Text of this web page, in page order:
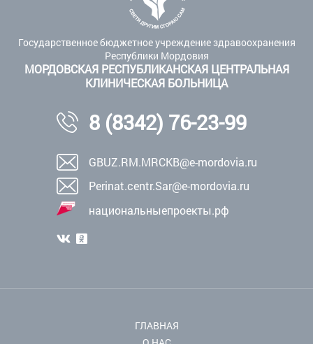
Государственное бюджетное учреждение здравоохранения
Республики Мордовия
МОРДОВСКАЯ РЕСПУБЛИКАНСКАЯ ЦЕНТРАЛЬНАЯ
КЛИНИЧЕСКАЯ БОЛЬНИЦА
8 (8342) 76-23-99
GBUZ.RM.MRCKB@e-mordovia.ru
Perinat.centr.Sar@e-mordovia.ru
национальныепроекты.рф
ГЛАВНАЯ